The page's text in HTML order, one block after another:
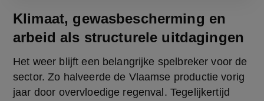
Klimaat, gewasbescherming en
arbeid als structurele uitdagingen
Het weer blijft een belangrijke spelbreker voor de
sector. Zo halveerde de Vlaamse productie vorig
jaar door overvloedige regenval. Tegelijkertijd